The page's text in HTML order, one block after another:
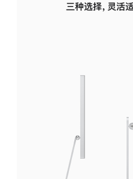
三种选择，灵活